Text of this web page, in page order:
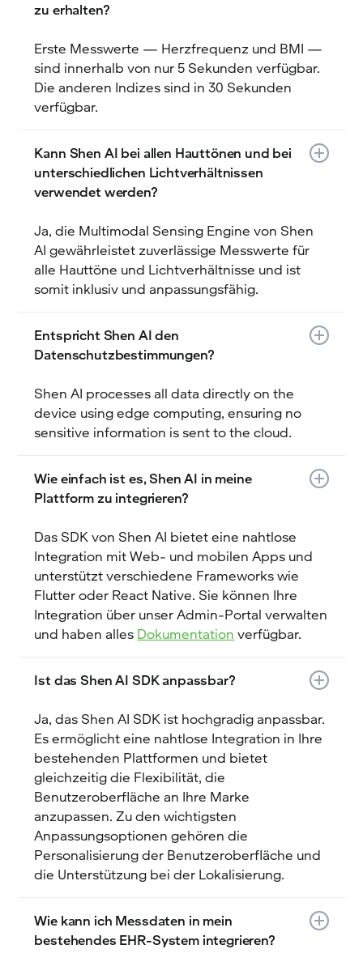
zu erhalten?
Erste Messwerte — Herzfrequenz und BMI —
sind innerhalb von nur 5 Sekunden verfügbar.
Die anderen Indizes sind in 30 Sekunden
verfügbar.
Kann Shen AI bei allen Hauttönen und bei
unterschiedlichen Lichtverhältnissen
verwendet werden?
Ja, die Multimodal Sensing Engine von Shen
AI gewährleistet zuverlässige Messwerte für
alle Hauttöne und Lichtverhältnisse und ist
somit inklusiv und anpassungsfähig.
Entspricht Shen AI den
Datenschutzbestimmungen?
Shen AI processes all data directly on the
device using edge computing, ensuring no
sensitive information is sent to the cloud.
Wie einfach ist es, Shen AI in meine
Plattform zu integrieren?
Das SDK von Shen AI bietet eine nahtlose
Integration mit Web- und mobilen Apps und
unterstützt verschiedene Frameworks wie
Flutter oder React Native. Sie können Ihre
Integration über unser Admin-Portal verwalten
und haben alles Dokumentation verfügbar.
Ist das Shen AI SDK anpassbar?
Ja, das Shen AI SDK ist hochgradig anpassbar.
Es ermöglicht eine nahtlose Integration in Ihre
bestehenden Plattformen und bietet
gleichzeitig die Flexibilität, die
Benutzeroberfläche an Ihre Marke
anzupassen. Zu den wichtigsten
Anpassungsoptionen gehören die
Personalisierung der Benutzeroberfläche und
die Unterstützung bei der Lokalisierung.
Wie kann ich Messdaten in mein
bestehendes EHR-System integrieren?